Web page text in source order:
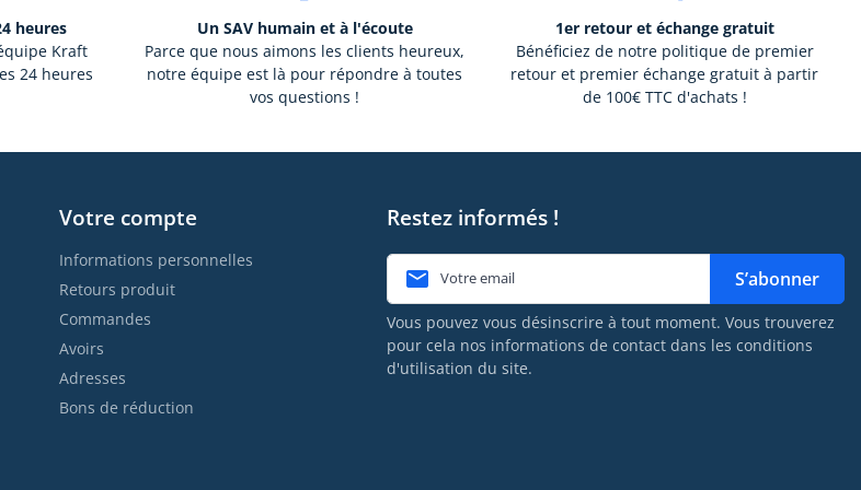
heures
Kraft
24 heures
Un SAV humain et à l'écoute
Parce que nous aimons les clients heureux,
notre équipe est là pour répondre à toutes
vos questions !
1er retour et échange gratuit
Bénéficiez de notre politique de premier
retour et premier échange gratuit à partir
de 100€ TTC d'achats !
Votre compte
Informations personnelles
Retours produit
Commandes
Avoirs
Adresses
Bons de réduction
Restez informés !
 S’abonner
Vous pouvez vous désinscrire à tout moment. Vous trouverez
pour cela nos informations de contact dans les conditions
d'utilisation du site.